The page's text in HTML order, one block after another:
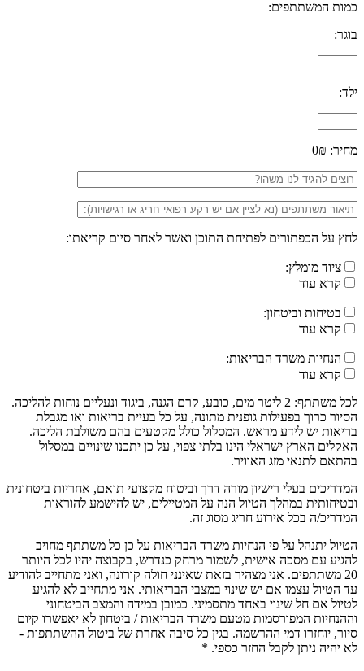
כמות המשתתפים:
בוגר:
ילד:
מחיר: 0₪
לחץ על הכפתורים לפתיחת התוכן ואשר לאחר סיום קריאתו:
ציוד מומלץ:
קרא עוד
בטיחות וביטחון:
קרא עוד
הנחיות משרד הבריאות:
קרא עוד
לכל משתתף: 2 ליטר מים, כובע, קרם הגנה, ביגוד ונעליים נוחות להליכה.
הסיור כרוך בפעילות גופנית מתונה, על כל בעיית בריאות ואו מגבלת
בריאות יש לידע מראש. המסלול כולל מקטעים בהם משולבת הליכה.
האקלים הארץ ישראלי הינו בלתי צפוי, על כן יתכנו שינויים במסלול
בהתאם לתנאי מזג האוויר.
המדריכים בעלי רישיון מורה דרך וביטוח מקצועי תואם, אחריות ביטחונית
ובטיחותית במהלך הטיול הנה על המטיילים, יש להישמע להוראות
המדריכ/ה בכל אירוע חריג מסוג זה.
הטיול יתנהל על פי הנחיות משרד הבריאות על כן כל משתתף מחויב
להגיע עם מסכה אישית, לשמור מרחק כנדרש, בקבוצה יהיו לכל היותר
20 משתתפים. אני מצהיר בזאת שאינני חולה קורונה, ואני מתחייב להודיע
עד הטיול עצמו אם יש שינוי במצבי הבריאותי. אני מתחייב לא להגיע
לטיול אם חל שינוי באחד מתסמיני. כמובן במידה והמצב הביטחוני
וההנחיות המפורסמות מטעם משרד הבריאות / ביטחון לא יאפשרו קיום
סיור, יוחזרו דמי ההרשמה. בגין כל סיבה אחרת של ביטול ההשתתפות -
לא יהיה ניתן לקבל החזר כספי. *